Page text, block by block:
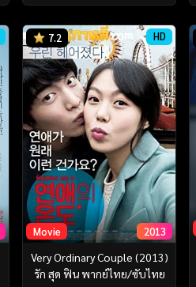
7.2 HD
Movie 2013
Very Ordinary Couple (2013)
รัก สุด ฟิน พากย์ไทย/ซับไทย